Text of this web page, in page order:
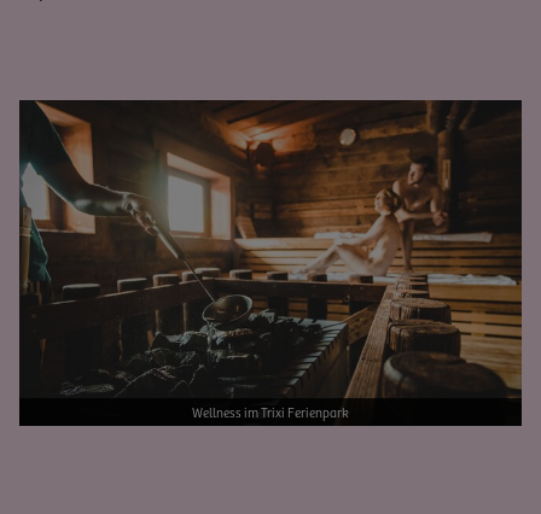
Bild vergrößern
Wellness im Trixi Ferienpark